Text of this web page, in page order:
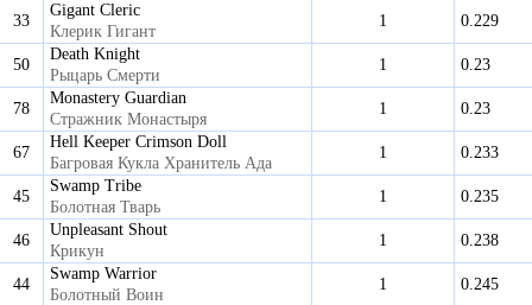
33
Gigant Cleric
Клерик Гигант
1 0.229
50
Death Knight
Рыцарь Смерти
1 0.23
78
Monastery Guardian
Стражник Монастыря
1 0.23
67
Hell Keeper Crimson Doll
Багровая Кукла Хранитель Ада
1 0.233
45
Swamp Tribe
Болотная Тварь
1 0.235
46
Unpleasant Shout
Крикун
1 0.238
44
Swamp Warrior
Болотный Воин
1 0.245